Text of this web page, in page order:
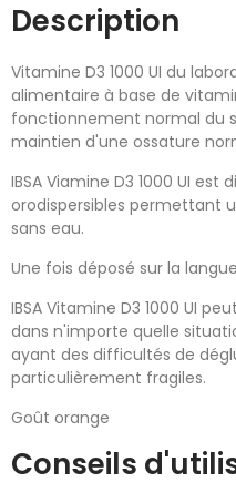
Description
Vitamine D3 1000 UI du
alimentaire à base de
fonctionnement normal du
maintien d'une ossature
IBSA Viamine D3 1000 UI est
orodispersibles permettant
sans eau.
Une fois déposé sur la
IBSA Vitamine D3 1000 UI
dans n'importe quelle
ayant des difficultés de
particulièrement fragiles.
Goût orange
Conseils